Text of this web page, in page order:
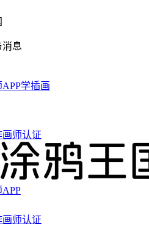
消息
APP学插画
画师认证
APP
画师认证